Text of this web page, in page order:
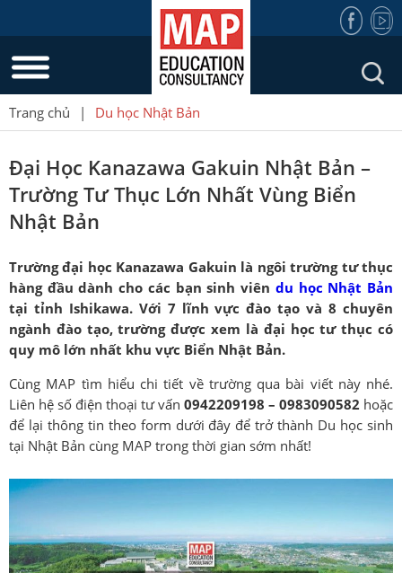
Trang chủ | Du học Nhật Bản
Đại Học Kanazawa Gakuin Nhật Bản –
Trường Tư Thục Lớn Nhất Vùng Biển
Nhật Bản
Trường đại học Kanazawa Gakuin là ngôi trường tư thục
hàng đầu dành cho các bạn sinh viên du học Nhật Bản
tại tỉnh Ishikawa. Với 7 lĩnh vực đào tạo và 8 chuyên
ngành đào tạo, trường được xem là đại học tư thục có
quy mô lớn nhất khu vực Biển Nhật Bản.
Cùng MAP tìm hiểu chi tiết về trường qua bài viết này nhé.
Liên hệ số điện thoại tư vấn 0942209198 – 0983090582 hoặc
để lại thông tin theo form dưới đây để trở thành Du học sinh
tại Nhật Bản cùng MAP trong thời gian sớm nhất!